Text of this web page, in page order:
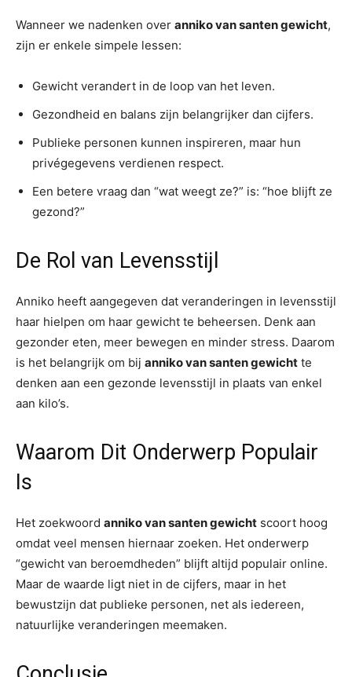
Wanneer we nadenken over anniko van santen gewicht,
zijn er enkele simpele lessen:
Gewicht verandert in de loop van het leven.
Gezondheid en balans zijn belangrijker dan cijfers.
Publieke personen kunnen inspireren, maar hun
privégegevens verdienen respect.
Een betere vraag dan “wat weegt ze?” is: “hoe blijft ze
gezond?”
De Rol van Levensstijl
Anniko heeft aangegeven dat veranderingen in levensstijl
haar hielpen om haar gewicht te beheersen. Denk aan
gezonder eten, meer bewegen en minder stress. Daarom
is het belangrijk om bij anniko van santen gewicht te
denken aan een gezonde levensstijl in plaats van enkel
aan kilo’s.
Waarom Dit Onderwerp Populair
Is
Het zoekwoord anniko van santen gewicht scoort hoog
omdat veel mensen hiernaar zoeken. Het onderwerp
“gewicht van beroemdheden” blijft altijd populair online.
Maar de waarde ligt niet in de cijfers, maar in het
bewustzijn dat publieke personen, net als iedereen,
natuurlijke veranderingen meemaken.